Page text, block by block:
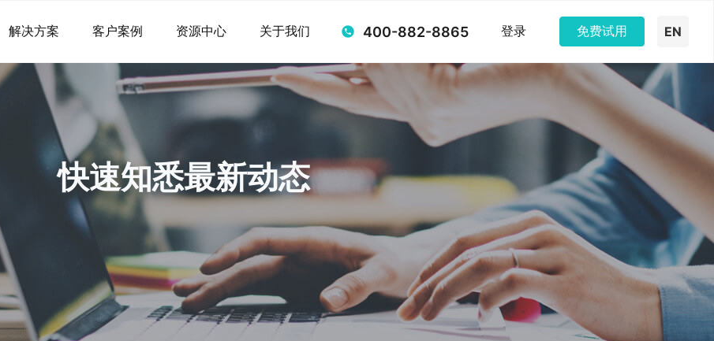
解决方案 客户案例 资源中心 关于我们 400-882-8865 登录 免费试用 EN
快速知悉最新动态